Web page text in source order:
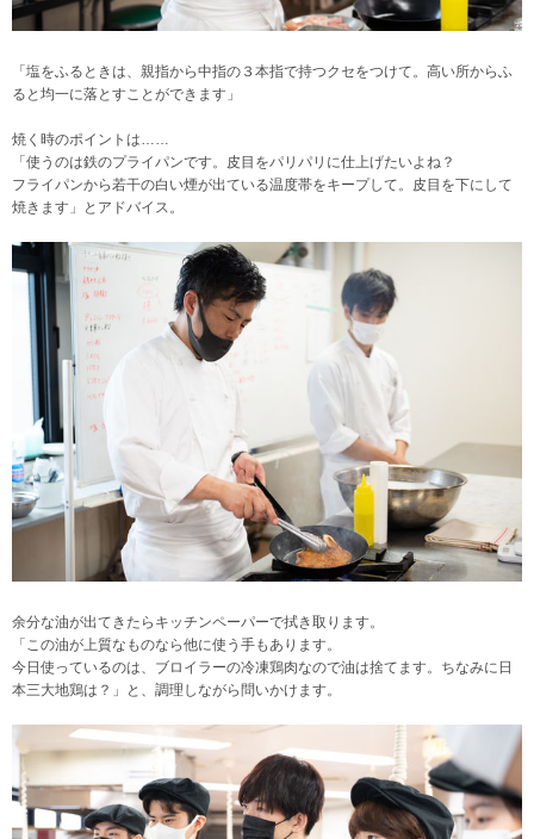
「塩をふるときは、親指から中指の３本指で持つクセをつけて。高い所からふ
ると均一に落とすことができます」
焼く時のポイントは……
「使うのは鉄のプライパンです。皮目をパリパリに仕上げたいよね？
フライパンから若干の白い煙が出ている温度帯をキープして。皮目を下にして
焼きます」とアドバイス。
余分な油が出てきたらキッチンペーパーで拭き取ります。
「この油が上質なものなら他に使う手もあります。
今日使っているのは、ブロイラーの冷凍鶏肉なので油は捨てます。ちなみに日
本三大地鶏は？」と、調理しながら問いかけます。